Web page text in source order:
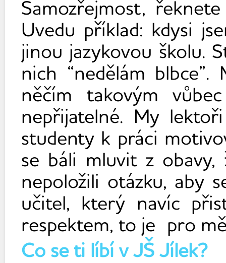
Samozřejmost,
Uvedu příklad: kdysi
jinou jazykovou školu.
nich “nedělám
něčím takovým
nepřijatelné. My
studenty k práci
se báli mluvit z obavy,
nepoložili otázku, aby
učitel, který navíc
respektem, to je pro
Co se ti líbí v JŠ Jílek?